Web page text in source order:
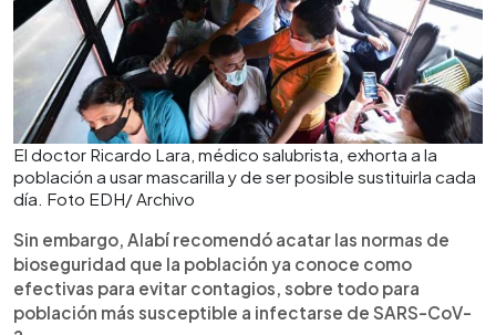
El doctor Ricardo Lara, médico salubrista, exhorta a la
población a usar mascarilla y de ser posible sustituirla cada
día. Foto EDH/ Archivo
Sin embargo, Alabí recomendó acatar las normas de
bioseguridad que la población ya conoce como
efectivas para evitar contagios, sobre todo para
población más susceptible a infectarse de SARS-CoV-